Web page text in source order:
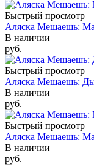
Быстрый просмотр
Аляска Мешаешь:
В наличии
руб.
Быстрый просмотр
Аляска Мешаешь:
В наличии
руб.
Быстрый просмотр
Аляска Мешаешь:
В наличии
руб.